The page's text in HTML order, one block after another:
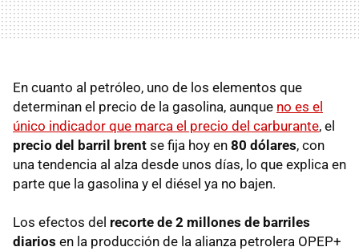
En cuanto al petróleo, uno de los elementos que
determinan el precio de la gasolina, aunque no es el
único indicador que marca el precio del carburante, el
precio del barril brent se fija hoy en 80 dólares, con
una tendencia al alza desde unos días, lo que explica en
parte que la gasolina y el diésel ya no bajen.
Los efectos del recorte de 2 millones de barriles
diarios en la producción de la alianza petrolera OPEP+